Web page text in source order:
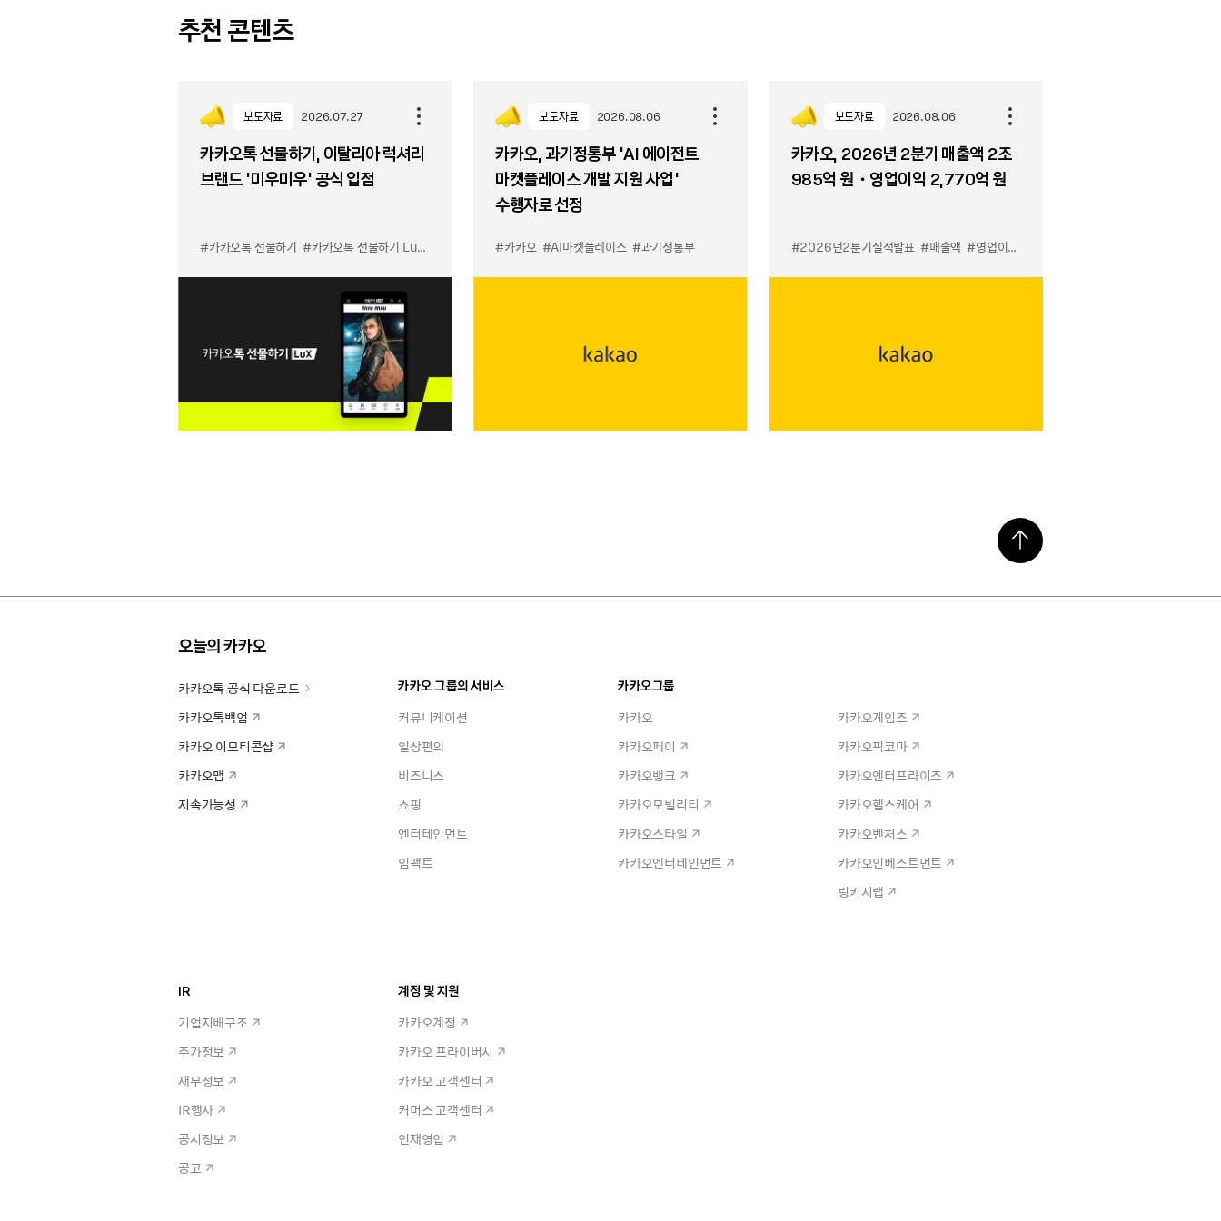
추천 콘텐츠
보도자료 2026.07.27
카카오톡 선물하기, 이탈리아 럭셔리
브랜드 '미우미우' 공식 입점
#카카오톡 선물하기 #카카오톡 선물하기 LuX 미우미우 입점 #선물하기 LuX #선물하기 미우미우 입점
보도자료 2026.08.06
카카오, 과기정통부 ‘AI 에이전트
마켓플레이스 개발 지원 사업’
수행자로 선정
#카카오 #AI마켓플레이스 #과기정통부
보도자료 2026.08.06
카카오, 2026년 2분기 매출액 2조
985억 원・영업이익 2,770억 원
#2026년2분기실적발표 #매출액 #영업이익
오늘의 카카오
카카오톡 공식 다운로드
카카오톡백업
카카오 이모티콘샵
카카오맵
지속가능성
카카오 그룹의 서비스
커뮤니케이션
일상편의
비즈니스
쇼핑
엔터테인먼트
임팩트
카카오그룹
카카오
카카오페이
카카오뱅크
카카오모빌리티
카카오스타일
카카오엔터테인먼트
카카오게임즈
카카오픽코마
카카오엔터프라이즈
카카오헬스케어
카카오벤처스
카카오인베스트먼트
링키지랩
IR
기업지배구조
주가정보
재무정보
IR행사
공시정보
공고
계정 및 지원
카카오계정
카카오 프라이버시
카카오 고객센터
커머스 고객센터
인재영입